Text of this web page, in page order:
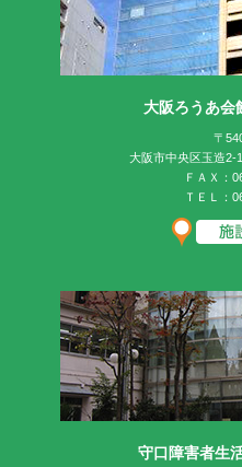
大阪ろうあ会
〒
大阪市中央区玉造2-
ＦＡＸ：
ＴＥＬ：
守口障害者生